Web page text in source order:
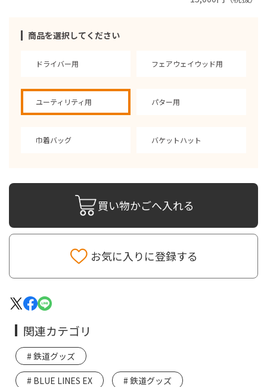
商品を選択してください
ドライバー用 フェアウェイウッド用
ユーティリティ用 パター用
巾着バッグ バケットハット
買い物かごへ入れる
お気に入りに登録する
関連カテゴリ
鉄道グッズ
BLUE LINES EX 鉄道グッズ